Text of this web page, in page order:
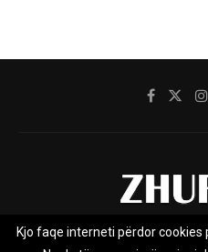
Rreth nesh Impresumi
Kjo faqe interneti përdor